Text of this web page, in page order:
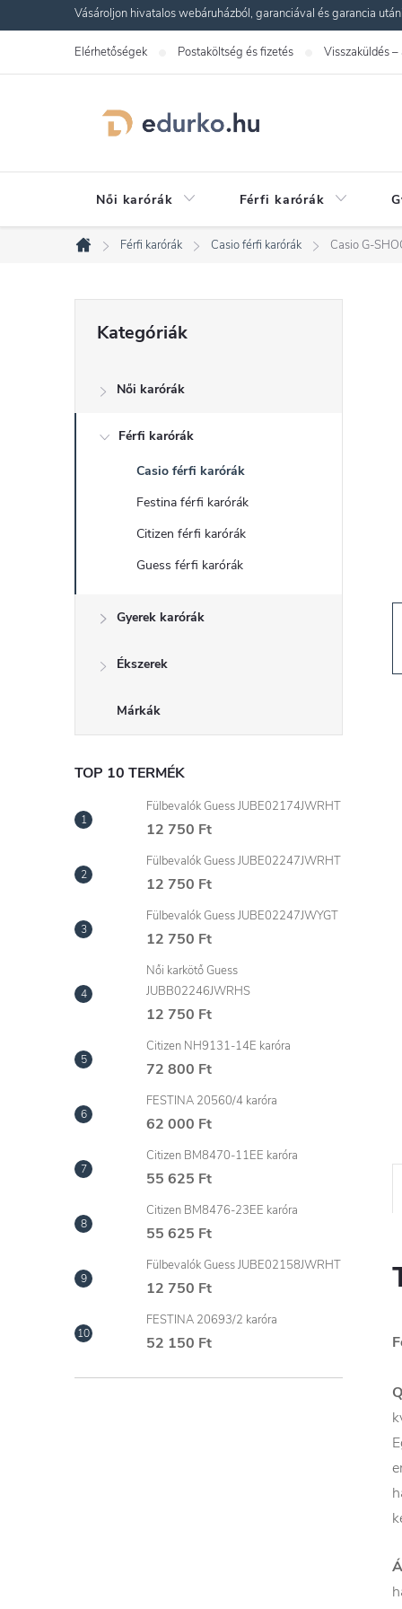
a
Vásároljon hivatalos webáruházból, garanciával és garancia
Elérhetőségek Postaköltség és fizetés Visszaküldés –
Női karórák Férfi karórák
Kezdőlap
Férfi karórák Casio férfi karórák Casio G-
O
d
ó
n
e
l
átugrása
Kategóriák
Női karórák
Férfi karórák
Casio férfi karórák
Festina férfi karórák
Citizen férfi karórák
Guess férfi karórák
Gyerek karórák
Ékszerek
Márkák
TOP 10 TERMÉK
Fülbevalók Guess JUBE02174JWRHT
12 750 Ft
Fülbevalók Guess JUBE02247JWRHT
12 750 Ft
Fülbevalók Guess JUBE02247JWYGT
12 750 Ft
Női karkötő Guess
JUBB02246JWRHS
12 750 Ft
Citizen NH9131-14E karóra
72 800 Ft
FESTINA 20560/4 karóra
62 000 Ft
Citizen BM8470-11EE karóra
55 625 Ft
Citizen BM8476-23EE karóra
55 625 Ft
Fülbevalók Guess JUBE02158JWRHT
12 750 Ft
FESTINA 20693/2 karóra
52 150 Ft